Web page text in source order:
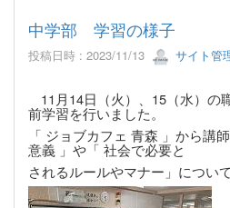
中学部 学習の様子
投稿日時 : 2023/11/13 サイト管
11月14日（火）、15（水）の
前学習を行いました。
「 ジョブカフェ 青森 」から講
意義 」や「 社会で必要と
されるルールやマナー」につい